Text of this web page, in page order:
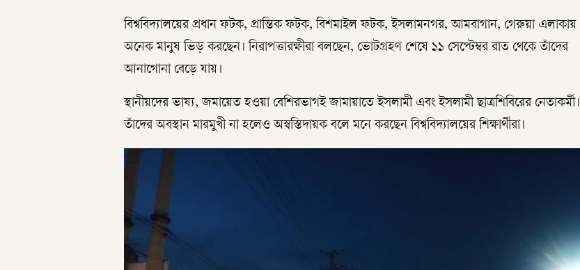
বিশ্ববিদ্যালয়ের প্রধান ফটক, প্রান্তিক ফটক, বিশমাইল ফটক, ইসলামনগর, আমবাগান, গেরুয়া এলাকায়
অনেক মানুষ ভিড় করছেন। নিরাপত্তারক্ষীরা বলছেন, ভোটগ্রহণ শেষে ১১ সেপ্টেম্বর রাত থেকে তাঁদের
আনাগোনা বেড়ে যায়।
স্থানীয়দের ভাষ্য, জমায়েত হওয়া বেশিরভাগই জামায়াতে ইসলামী এবং ইসলামী ছাত্রশিবিরের নেতাকর্মী।
তাঁদের অবস্থান মারমুখী না হলেও অস্বস্তিদায়ক বলে মনে করছেন বিশ্ববিদ্যালয়ের শিক্ষার্থীরা।